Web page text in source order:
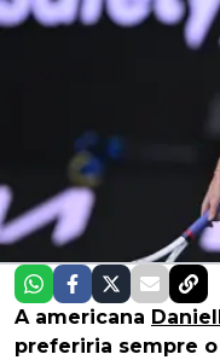
A americana
preferiria sempre